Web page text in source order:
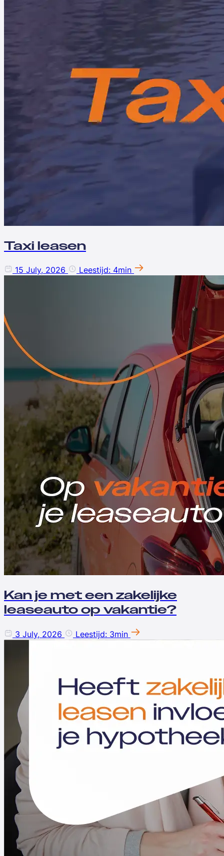
Taxi leasen
15 July, 2026 Leestijd: 4min
Kan je met een zakelijke
leaseauto op vakantie?
3 July, 2026 Leestijd: 3min